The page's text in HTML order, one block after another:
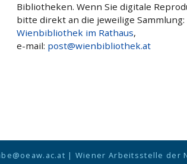
Bibliotheken. Wenn Sie digitale
bitte direkt an die jeweilige Sammlung:
Wienbibliothek im Rathaus,
e-mail: post@wienbibliothek.at
| Wiener Arbeitsstelle der